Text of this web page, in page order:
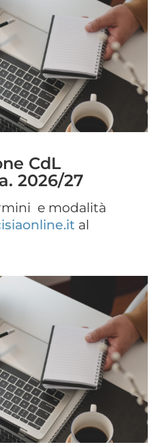
CdL
2026/27
e modalità
al